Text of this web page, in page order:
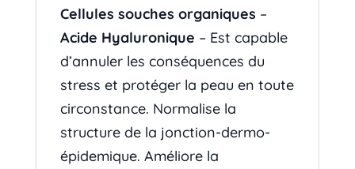
Cellules souches organiques –
Acide Hyaluronique – Est capable
d’annuler les conséquences du
stress et protéger la peau en toute
circonstance. Normalise la
structure de la jonction-dermo-
épidemique. Améliore la